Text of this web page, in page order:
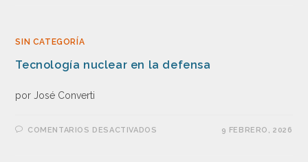
SIN CATEGORÍA
Tecnología nuclear en la defensa
por José Converti
COMENTARIOS DESACTIVADOS 9 FEBRERO, 2026